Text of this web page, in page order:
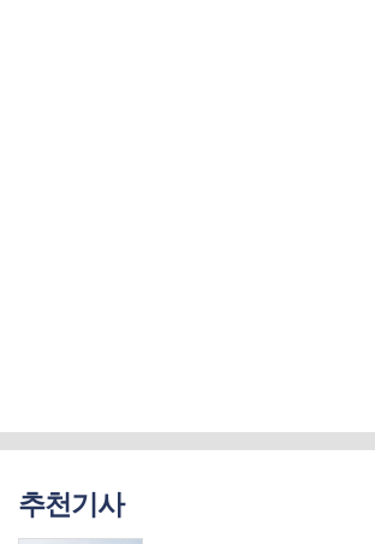
추천기사